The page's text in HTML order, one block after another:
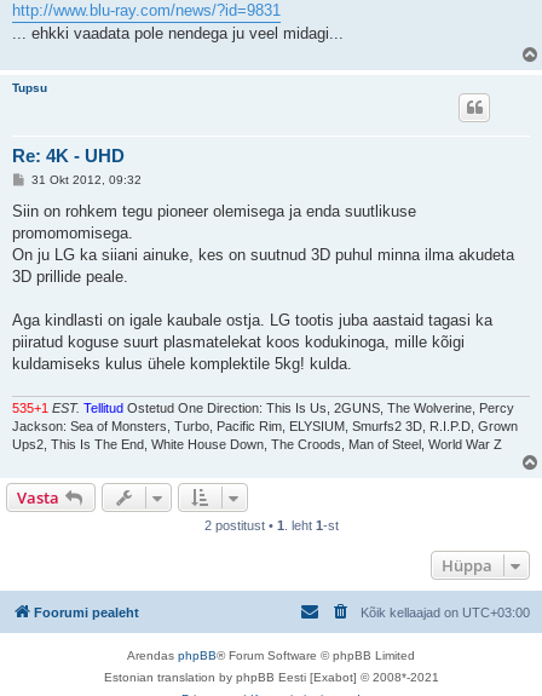
i
u
http://www.blu-ray.com/news/?id=9831
... ehkki vaadata pole nendega ju veel midagi...
Tupsu
Re: 4K - UHD
P
s
i
t
s
31 Okt 2012, 09:32
Siin on rohkem tegu pioneer olemisega ja enda suutlikuse
promomomisega.
On ju LG ka siiani ainuke, kes on suutnud 3D puhul minna ilma akudeta
3D prillide peale.
Aga kindlasti on igale kaubale ostja. LG tootis juba aastaid tagasi ka
piiratud koguse suurt plasmatelekat koos kodukinoga, mille kõigi
kuldamiseks kulus ühele komplektile 5kg! kulda.
535+1 EST. Tellitud Ostetud One Direction: This Is Us, 2GUNS, The Wolverine, Percy
Jackson: Sea of Monsters, Turbo, Pacific Rim, ELYSIUM, Smurfs2 3D, R.I.P.D, Grown
Ups2, This Is The End, White House Down, The Croods, Man of Steel, World War Z
Vasta
2 postitust • 1 . leht 1 -st
Hüppa
Foorumi pealeht Kõik kellaajad on UTC+03:00
Arendas phpBB® Forum Software © phpBB Limited
Estonian translation by phpBB Eesti [Exabot] © 2008*-2021